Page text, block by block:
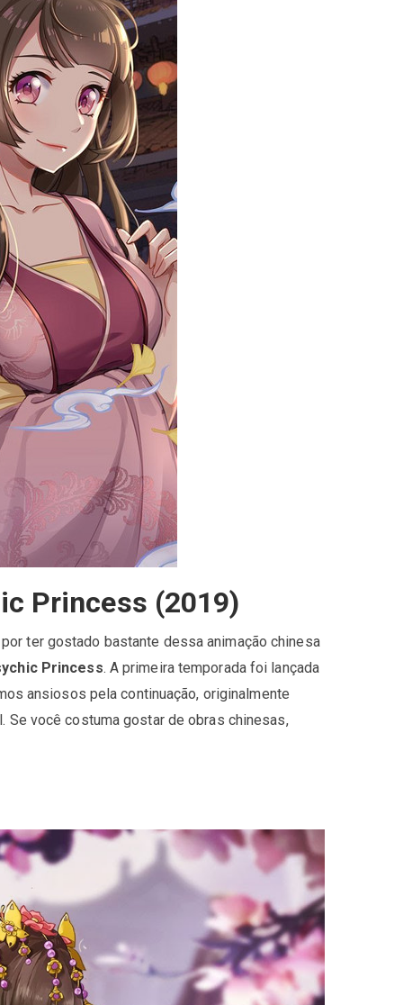
Princess (2019)
ter gostado bastante dessa animação chinesa
Princess. A primeira temporada foi lançada
ansiosos pela continuação, originalmente
Se você costuma gostar de obras chinesas,